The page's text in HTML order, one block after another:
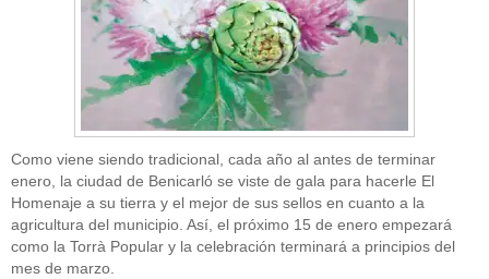
Como viene siendo tradicional, cada año al antes de terminar
enero, la ciudad de Benicarló se viste de gala para hacerle El
Homenaje a su tierra y el mejor de sus sellos en cuanto a la
agricultura del municipio. Así, el próximo 15 de enero empezará
como la Torrà Popular y la celebración terminará a principios del
mes de marzo.